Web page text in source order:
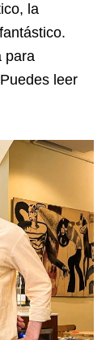
la
para
leer